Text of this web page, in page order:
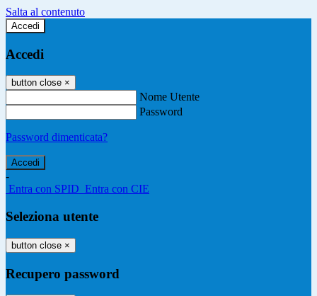
Salta al contenuto
Accedi
Accedi
button close ×
Nome Utente
Password
Password dimenticata?
-
Entra con SPID Entra con CIE
Seleziona utente
button close ×
Recupero password